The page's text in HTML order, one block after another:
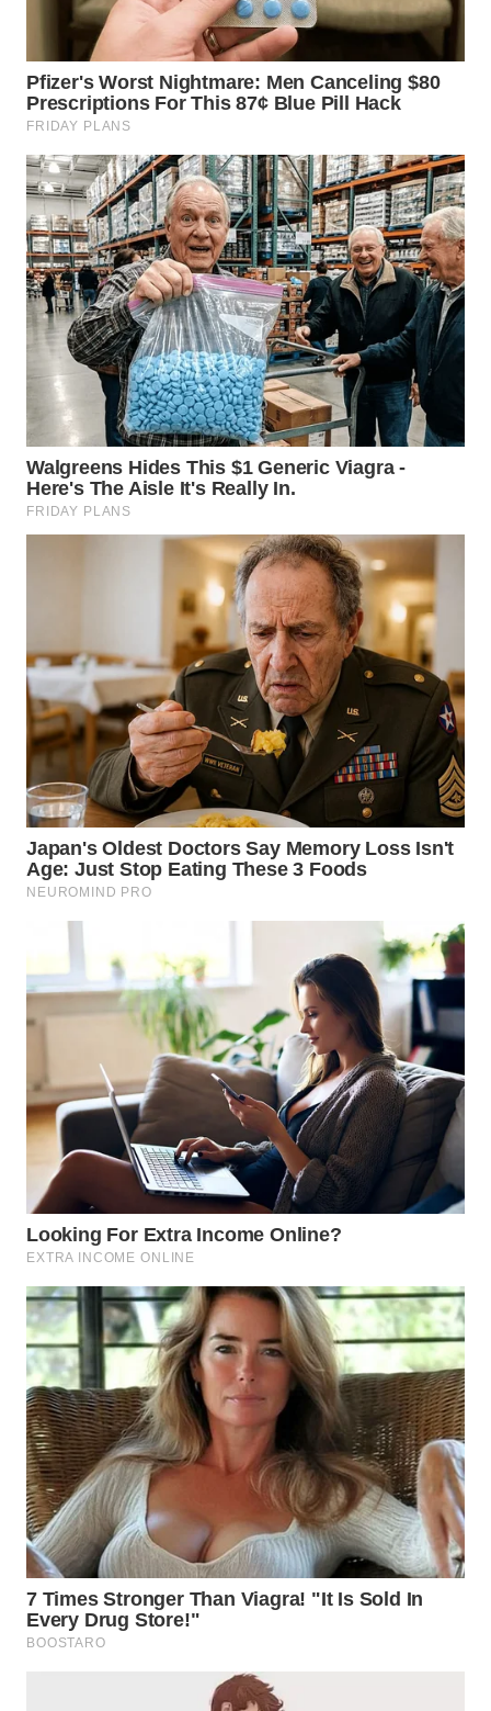
WN
KALTARA
WN
KALSEL
WN
KALTIM
WN
SULSEL
WN
GORONTALO
WN
SULUT
WN
MALUKU
WN
DAIRI
WN
DANAU
TOBA
WN
NIAS
WN
SELATAN
WN
TANJUNG
LESUNG
WN
KARO
WN
SIMALUNGUN
WN
LABUHANBATU
WN
TAPANULI
TENGAH
WN DELI
SERDANG